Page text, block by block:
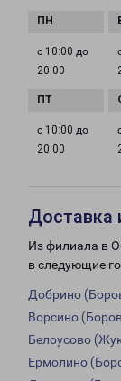
с 10:00 до
20:00
с 10:00 до
20:00
Доставка
Из филиала в
в следующие
Добрино
Ворсино
Белоусово
Ермолино